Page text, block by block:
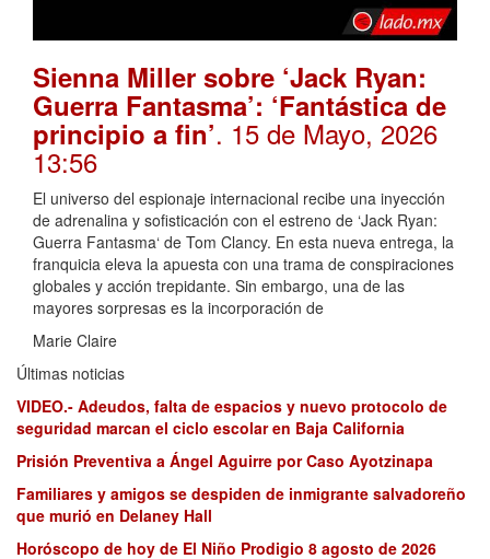
Sienna Miller sobre ‘Jack Ryan:
Guerra Fantasma’: ‘Fantástica de
principio a fin’. 15 de Mayo, 2026
13:56
El universo del espionaje internacional recibe una inyección
de adrenalina y sofisticación con el estreno de ‘Jack Ryan:
Guerra Fantasma‘ de Tom Clancy. En esta nueva entrega, la
franquicia eleva la apuesta con una trama de conspiraciones
globales y acción trepidante. Sin embargo, una de las
mayores sorpresas es la incorporación de
Marie Claire
Últimas noticias
VIDEO.- Adeudos, falta de espacios y nuevo protocolo de
seguridad marcan el ciclo escolar en Baja California
Prisión Preventiva a Ángel Aguirre por Caso Ayotzinapa
Familiares y amigos se despiden de inmigrante salvadoreño
que murió en Delaney Hall
Horóscopo de hoy de El Niño Prodigio 8 agosto de 2026